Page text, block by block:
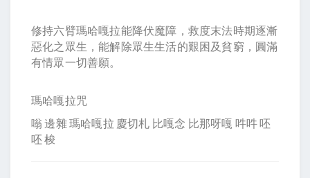
修持六臂瑪哈嘎拉能降伏魔障，救度末法時期逐漸
惡化之眾生，能解除眾生生活的艱困及貧窮，圓滿
有情眾一切善願。
瑪哈嘎拉咒
嗡 邊雜 瑪哈嘎拉 慶切札 比嘎念 比那呀嘎 吽吽 呸
呸 梭